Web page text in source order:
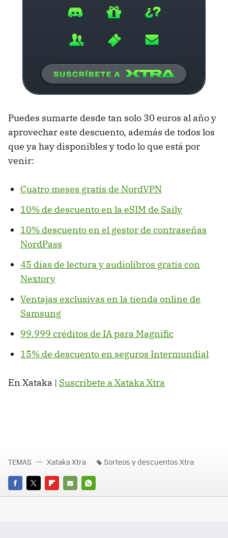
Puedes sumarte desde tan solo 30 euros al año y
aprovechar este descuento, además de todos los
que ya hay disponibles y todo lo que está por
venir:
Cuatro meses gratis de NordVPN
10% de descuento en la eSIM de Saily
10% descuento en el gestor de contraseñas
NordPass
45 días de lectura y audiolibros gratis con
Nextory
Ventajas exclusivas en la tienda online de
Samsung
99.999 créditos de IA para Magnific
15% de descuento en seguros Intermundial
En Xataka | Suscríbete a Xataka Xtra
FACEBOOK
TWITTERFLIPBOARD
E-
WHATSAPP
TEMAS Xataka Xtra Sorteos y descuentos Xtra